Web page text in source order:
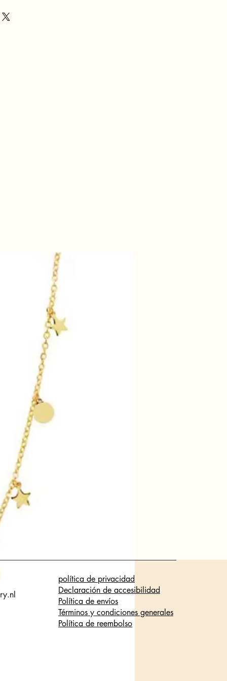
política de privacidad
Declaración de accesibilidad
Política de envíos
Términos y condiciones generales
Política de reembolso